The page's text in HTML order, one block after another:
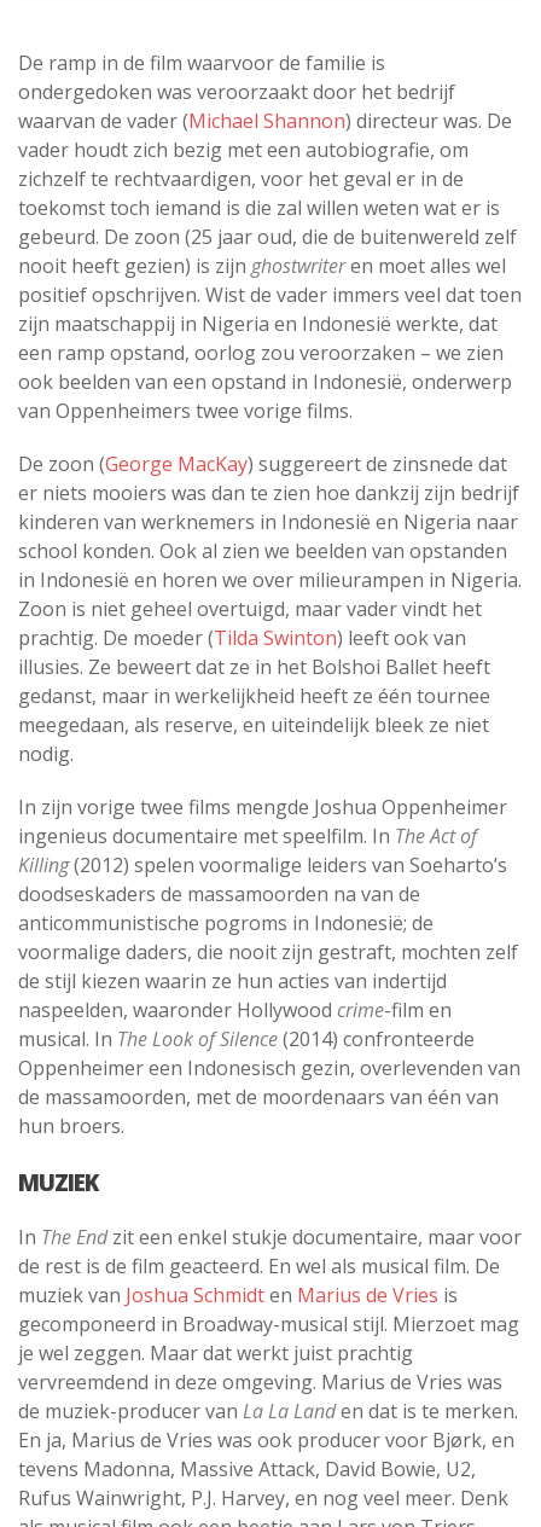
De ramp in de film waarvoor de familie is
ondergedoken was veroorzaakt door het bedrijf
waarvan de vader (Michael Shannon) directeur was. De
vader houdt zich bezig met een autobiografie, om
zichzelf te rechtvaardigen, voor het geval er in de
toekomst toch iemand is die zal willen weten wat er is
gebeurd. De zoon (25 jaar oud, die de buitenwereld zelf
nooit heeft gezien) is zijn ghostwriteren moet alles wel
positief opschrijven. Wist de vader immers veel dat toen
zijn maatschappij in Nigeria en Indonesië werkte, dat
een ramp opstand, oorlog zou veroorzaken – we zien
ook beelden van een opstand in Indonesië, onderwerp
van Oppenheimers twee vorige films.
De zoon (George MacKay) suggereert de zinsnede dat
er niets mooiers was dan te zien hoe dankzij zijn bedrijf
kinderen van werknemers in Indonesië en Nigeria naar
school konden. Ook al zien we beelden van opstanden
in Indonesië en horen we over milieurampen in Nigeria.
Zoon is niet geheel overtuigd, maar vader vindt het
prachtig. De moeder (Tilda Swinton) leeft ook van
illusies. Ze beweert dat ze in het Bolshoi Ballet heeft
gedanst, maar in werkelijkheid heeft ze één tournee
meegedaan, als reserve, en uiteindelijk bleek ze niet
nodig.
In zijn vorige twee films mengde Joshua Oppenheimer
ingenieus documentaire met speelfilm. In The Act of
Killing(2012) spelen voormalige leiders van Soeharto’s
doodseskaders de massamoorden na van de
anticommunistische pogroms in Indonesië; de
voormalige daders, die nooit zijn gestraft, mochten zelf
de stijl kiezen waarin ze hun acties van indertijd
naspeelden, waaronder Hollywood crime-film en
musical. In The Look of Silence(2014) confronteerde
Oppenheimer een Indonesisch gezin, overlevenden van
de massamoorden, met de moordenaars van één van
hun broers.
MUZIEK
In The Endzit een enkel stukje documentaire, maar voor
de rest is de film geacteerd. En wel als musical film. De
muziek van Joshua Schmidten Marius de Vries is
gecomponeerd in Broadway-musical stijl. Mierzoet mag
je wel zeggen. Maar dat werkt juist prachtig
vervreemdend in deze omgeving. Marius de Vries was
de muziek-producer van La La Landen dat is te merken.
En ja, Marius de Vries was ook producer voor Bjørk, en
tevens Madonna, Massive Attack, David Bowie, U2,
Rufus Wainwright, P.J. Harvey, en nog veel meer. Denk